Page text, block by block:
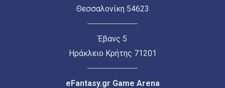
Θεσσαλονίκη 54623
Έβανς 5
Ηράκλειο Κρήτης 71201
eFantasy.gr Game Arena